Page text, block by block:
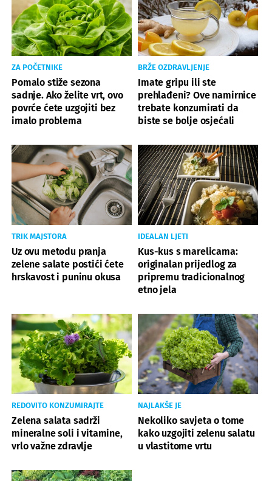
ZA POČETNIKE
Pomalo stiže sezona
sadnje. Ako želite vrt, ovo
povrće ćete uzgojiti bez
imalo problema
BRŽE OZDRAVLJENJE
Imate gripu ili ste
prehlađeni? Ove namirnice
trebate konzumirati da
biste se bolje osjećali
TRIK MAJSTORA
Uz ovu metodu pranja
zelene salate postići ćete
hrskavost i puninu okusa
IDEALAN LJETI
Kus-kus s marelicama:
originalan prijedlog za
pripremu tradicionalnog
etno jela
REDOVITO KONZUMIRAJTE
Zelena salata sadrži
mineralne soli i vitamine,
vrlo važne zdravlje
NAJLAKŠE JE
Nekoliko savjeta o tome
kako uzgojiti zelenu salatu
u vlastitome vrtu